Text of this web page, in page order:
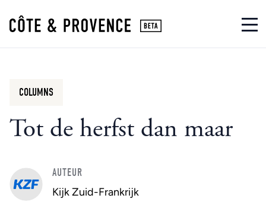
Tot de herfst dan maar
COLUMNS
AUTEUR
Kijk Zuid-Frankrijk